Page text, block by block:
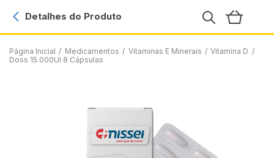
Página Inicial / Medicamentos / Vitaminas E Minerais / Vitamina D /
Doss 15.000UI 8 Cápsulas
Detalhes do Produto